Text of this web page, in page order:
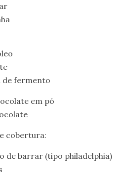
de fermento
em pó
cobertura:
de barrar (tipo philadelphia)